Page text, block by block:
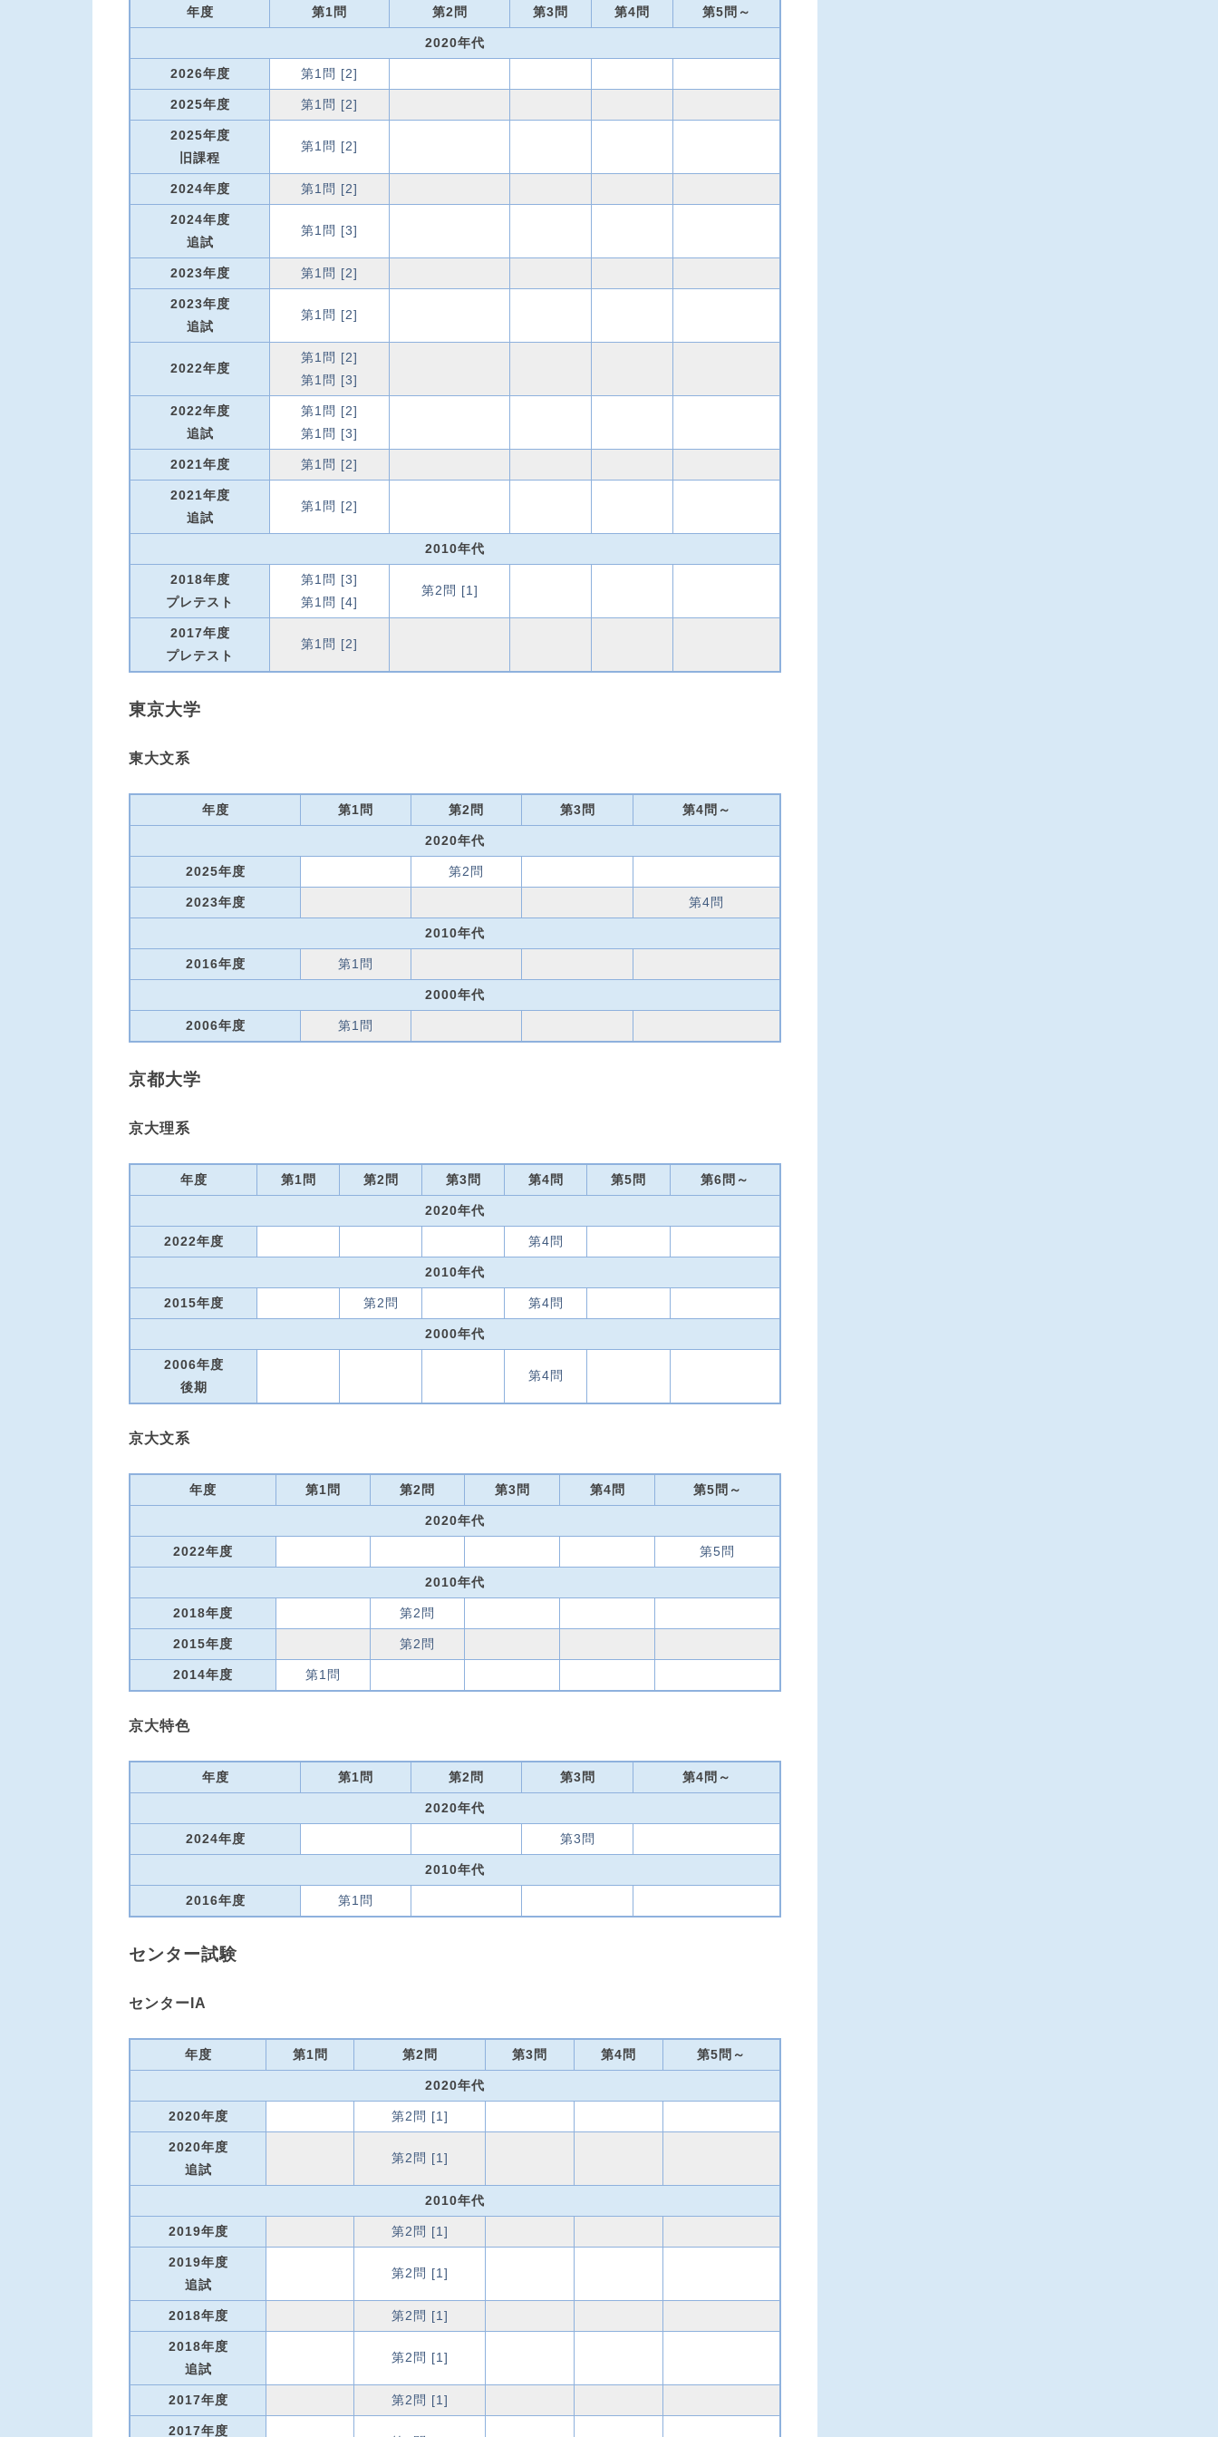
年度 第1問 第2問 第3問 第4問 第5問～
2020年代
2026年度 第1問 [2]
2025年度 第1問 [2]
2025年度
旧課程
第1問 [2]
2024年度 第1問 [2]
2024年度
追試
第1問 [3]
2023年度 第1問 [2]
2023年度
追試
第1問 [2]
2022年度
第1問 [2]
第1問 [3]
2022年度
追試
第1問 [2]
第1問 [3]
2021年度 第1問 [2]
2021年度
追試
第1問 [2]
2010年代
2018年度
プレテスト
第1問 [3]
第1問 [4]
第2問 [1]
2017年度
プレテスト
第1問 [2]
東京大学
東大文系
年度 第1問 第2問 第3問 第4問～
2020年代
2025年度 第2問
2023年度 第4問
2010年代
2016年度 第1問
2000年代
2006年度 第1問
京都大学
京大理系
年度 第1問 第2問 第3問 第4問 第5問 第6問～
2020年代
2022年度 第4問
2010年代
2015年度 第2問 第4問
2000年代
2006年度
後期
第4問
京大文系
年度 第1問 第2問 第3問 第4問 第5問～
2020年代
2022年度 第5問
2010年代
2018年度 第2問
2015年度 第2問
2014年度 第1問
京大特色
年度 第1問 第2問 第3問 第4問～
2020年代
2024年度 第3問
2010年代
2016年度 第1問
センター試験
センターIA
年度 第1問 第2問 第3問 第4問 第5問～
2020年代
2020年度 第2問 [1]
2020年度
追試
第2問 [1]
2010年代
2019年度 第2問 [1]
2019年度
追試
第2問 [1]
2018年度 第2問 [1]
2018年度
追試
第2問 [1]
2017年度 第2問 [1]
2017年度